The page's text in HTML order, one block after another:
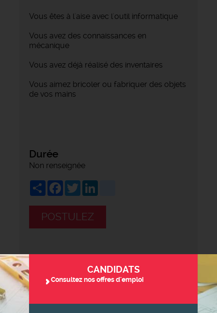
Vous êtes à l'aise avec l'outil informatique
Vous avez des connaissances en
mécanique
Vous avez déjà réalisé des inventaires
Vous aimez bricoler ou fabriquer des objets
de vos mains
Durée
Non renseignée
ShareFacebook
Twitter
POSTULEZ
CANDIDATS
Consultez nos offres d'emploi